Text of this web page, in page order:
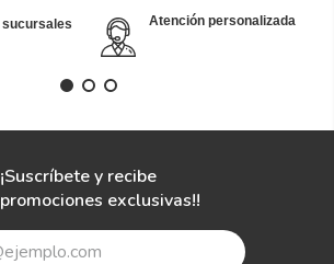
sucursales Atención personalizada
¡Suscríbete y recibe
promociones exclusivas!!